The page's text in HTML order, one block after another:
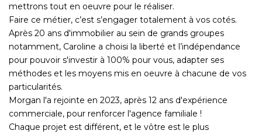
mettrons tout en oeuvre pour le réaliser.
Faire ce métier, c’est s’engager totalement à vos cotés.
Après 20 ans d'immobilier au sein de grands groupes
notamment, Caroline a choisi la liberté et l’indépendance
pour pouvoir s'investir à 100% pour vous, adapter ses
méthodes et les moyens mis en oeuvre à chacune de vos
particularités.
Morgan l'a rejointe en 2023, après 12 ans d'expérience
commerciale, pour renforcer l'agence familiale !
Chaque projet est différent, et le vôtre est le plus